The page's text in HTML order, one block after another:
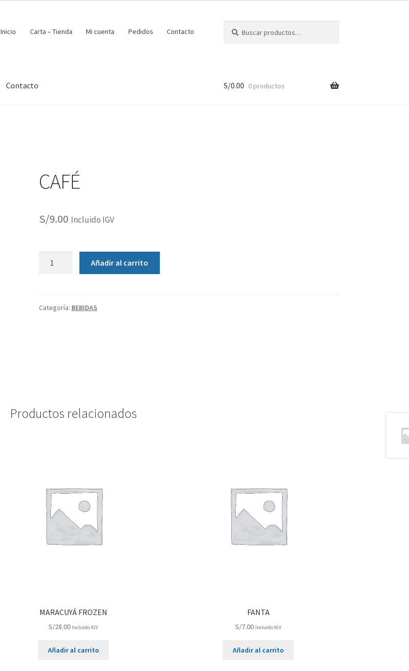
Inicio Carta – Tienda Mi cuenta Pedidos Contacto
Contacto S/0.00 0 productos
CAFÉ
S/9.00 Incluido IGV
Añadir al carrito
Categoría: BEBIDAS
Productos relacionados
MARACUYÁ FROZEN
S/28.00 Incluido IGV
Añadir al carrito
FANTA
S/7.00 Incluido IGV
Añadir al carrito